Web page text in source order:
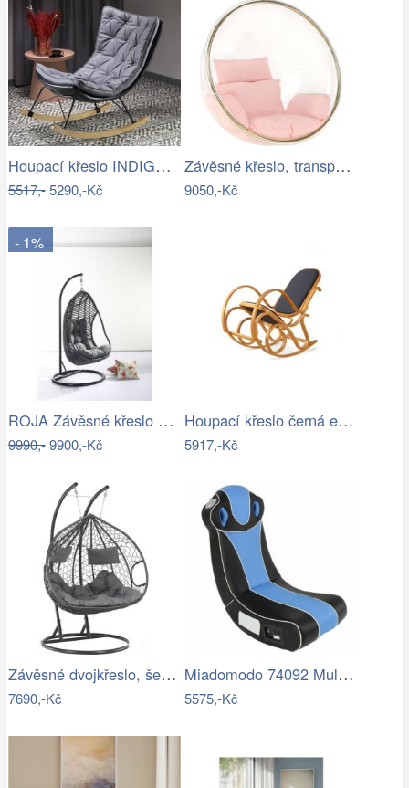
Houpací křeslo INDIGO Halmar
5517,-5290,-Kč
Závěsné křeslo, transparentní/zlatá…
9050,-Kč
- 1%
ROJA Závěsné křeslo CALI antracit
9990,-9900,-Kč
Houpací křeslo černá ekokůže - AT
5917,-Kč
Závěsné dvojkřeslo, šedá, DALVEA 2 NEW…
7690,-Kč
Miadomodo 74092 Multimediální křeslo,…
5575,-Kč